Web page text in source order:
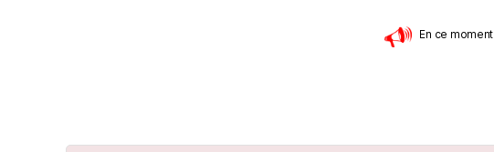
En ce moment